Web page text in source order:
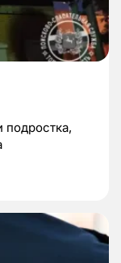
подростка,